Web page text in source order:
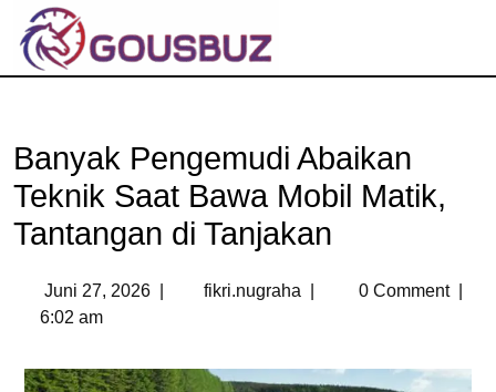
Banyak Pengemudi Abaikan
Teknik Saat Bawa Mobil Matik,
Tantangan di Tanjakan
Juni 27, 2026 fikri.nugraha 0 Comment
6:02 am